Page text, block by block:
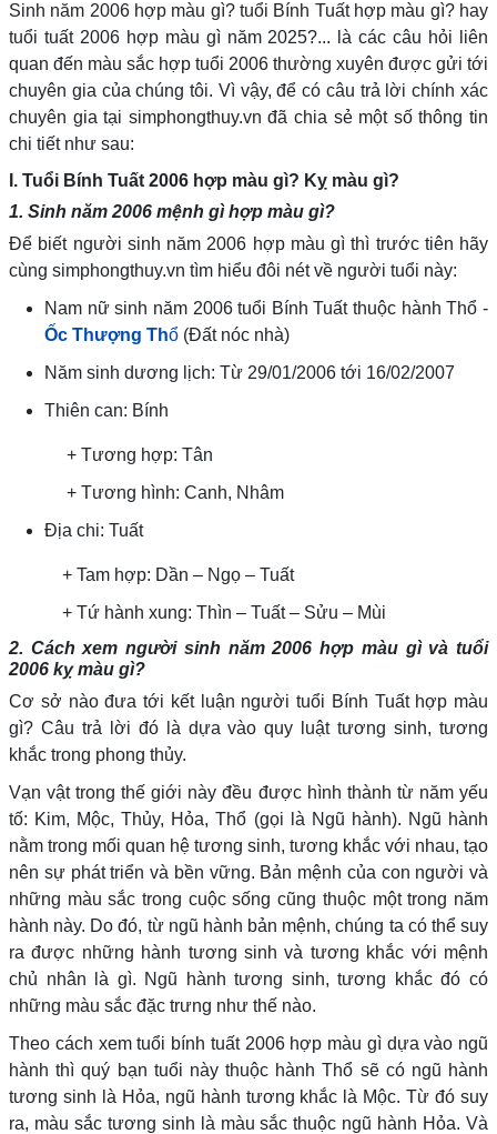
Sinh năm 2006 hợp màu gì? tuổi Bính Tuất hợp màu gì? hay
tuổi tuất 2006 hợp màu gì năm 2025?... là các câu hỏi liên
quan đến màu sắc hợp tuổi 2006 thường xuyên được gửi tới
chuyên gia của chúng tôi. Vì vậy, để có câu trả lời chính xác
chuyên gia tại simphongthuy.vn đã chia sẻ một số thông tin
chi tiết như sau:
I. Tuổi Bính Tuất 2006 hợp màu gì? Kỵ màu gì?
1. Sinh năm 2006 mệnh gì hợp màu gì?
Để biết người sinh năm 2006 hợp màu gì thì trước tiên hãy
cùng simphongthuy.vn tìm hiểu đôi nét về người tuổi này:
Nam nữ sinh năm 2006 tuổi Bính Tuất thuộc hành Thổ -
Ốc Thượng Thổ (Đất nóc nhà)
Năm sinh dương lịch: Từ 29/01/2006 tới 16/02/2007
Thiên can: Bính
+ Tương hợp: Tân
+ Tương hình: Canh, Nhâm
Địa chi: Tuất
+ Tam hợp: Dần – Ngọ – Tuất
+ Tứ hành xung: Thìn – Tuất – Sửu – Mùi
2. Cách xem người sinh năm 2006 hợp màu gì và tuổi
2006 kỵ màu gì?
Cơ sở nào đưa tới kết luận người tuổi Bính Tuất hợp màu
gì? Câu trả lời đó là dựa vào quy luật tương sinh, tương
khắc trong phong thủy.
Vạn vật trong thế giới này đều được hình thành từ năm yếu
tố: Kim, Mộc, Thủy, Hỏa, Thổ (gọi là Ngũ hành). Ngũ hành
nằm trong mối quan hệ tương sinh, tương khắc với nhau, tạo
nên sự phát triển và bền vững. Bản mệnh của con người và
những màu sắc trong cuộc sống cũng thuộc một trong năm
hành này. Do đó, từ ngũ hành bản mệnh, chúng ta có thể suy
ra được những hành tương sinh và tương khắc với mệnh
chủ nhân là gì. Ngũ hành tương sinh, tương khắc đó có
những màu sắc đặc trưng như thế nào.
Theo cách xem tuổi bính tuất 2006 hợp màu gì dựa vào ngũ
hành thì quý bạn tuổi này thuộc hành Thổ sẽ có ngũ hành
tương sinh là Hỏa, ngũ hành tương khắc là Mộc. Từ đó suy
ra, màu sắc tương sinh là màu sắc thuộc ngũ hành Hỏa. Và